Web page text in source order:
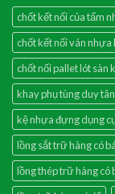
chốt kết nối của tấm
chốt kết nối ván nhựa
chốt nối pallet lót sàn
khay phụ tùng duy
kệ nhựa đựng dụng
lồng sắt trữ hàng có
lồng thép trữ hàng có